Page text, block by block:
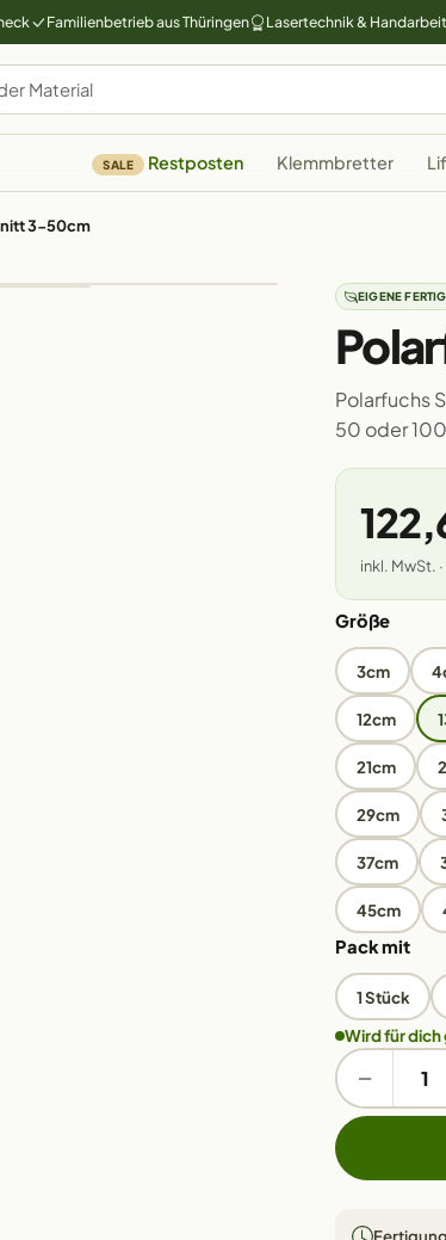
Familienbetrieb aus Thüringen Lasertechnik &
SALE Restposten Klemmbretter
3-50cm
EIGENE
Polarfuchs
50 oder
inkl. MwSt.
Größe
3cm
12cm
21cm
29cm
37cm
45cm
Pack mit
1 Stück
Wird für dich